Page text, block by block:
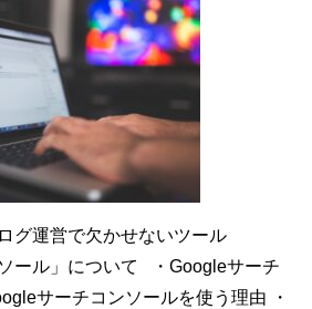
グ運営で欠かせないツール
ール」について ・Googleサーチ
サーチコンソールを使う理由 ・